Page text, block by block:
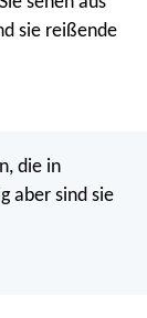
sie reißende
die in
aber sind sie